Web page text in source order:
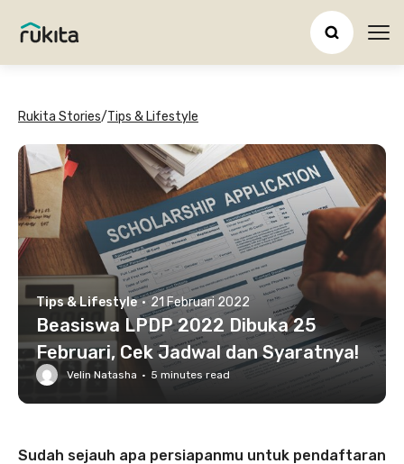
Rukita Stories/Tips & Lifestyle
Tips & Lifestyle · 21 Februari 2022
Beasiswa LPDP 2022 Dibuka 25
Februari, Cek Jadwal dan Syaratnya!
Velin Natasha · 5 minutes read
Sudah sejauh apa persiapanmu untuk pendaftaran